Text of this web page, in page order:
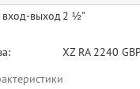
выход2 ½"
XZ RA 2240